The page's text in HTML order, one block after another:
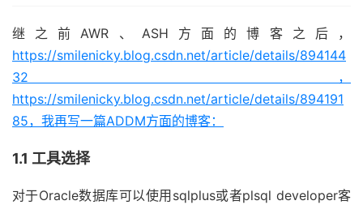
继之前AWR、ASH方面的博客之后，
https://smilenicky.blog.csdn.net/article/details/894144
32，
https://smilenicky.blog.csdn.net/article/details/894191
85，我再写一篇ADDM方面的博客：
1.1 工具选择
对于Oracle数据库可以使用sqlplus或者plsql developer客